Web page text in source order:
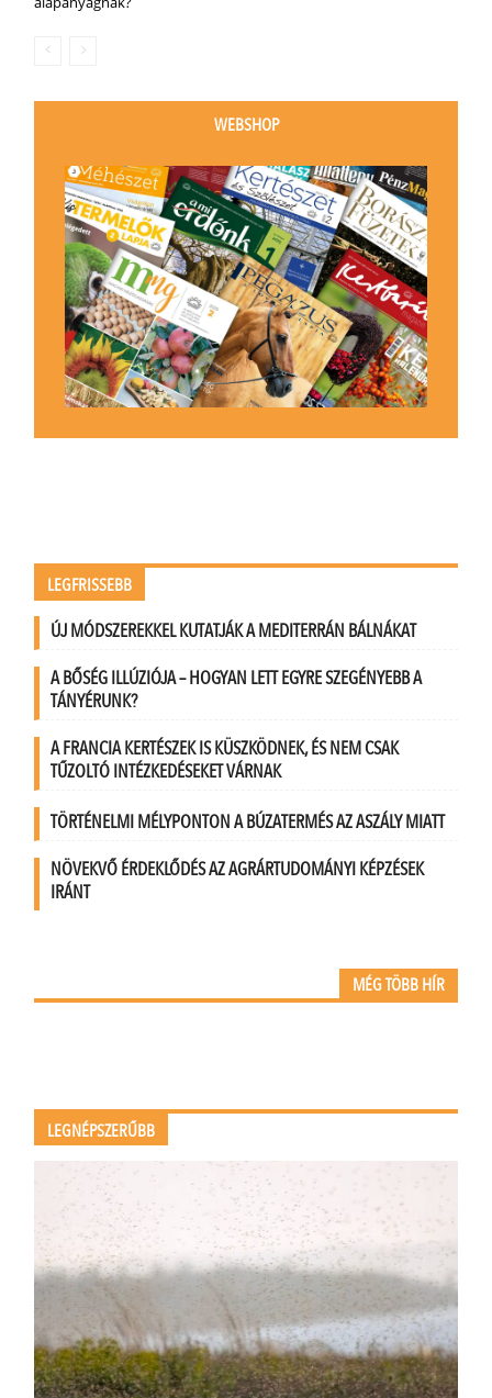
WEBSHOP
LEGFRISSEBB
ÚJ MÓDSZEREKKEL KUTATJÁK A MEDITERRÁN BÁLNÁKAT
A BŐSÉG ILLÚZIÓJA – HOGYAN LETT EGYRE SZEGÉNYEBB A
TÁNYÉRUNK?
A FRANCIA KERTÉSZEK IS KÜSZKÖDNEK, ÉS NEM CSAK
TŰZOLTÓ INTÉZKEDÉSEKET VÁRNAK
TÖRTÉNELMI MÉLYPONTON A BÚZATERMÉS AZ ASZÁLY MIATT
NÖVEKVŐ ÉRDEKLŐDÉS AZ AGRÁRTUDOMÁNYI KÉPZÉSEK
IRÁNT
MÉG TÖBB HÍR
LEGNÉPSZERŰBB